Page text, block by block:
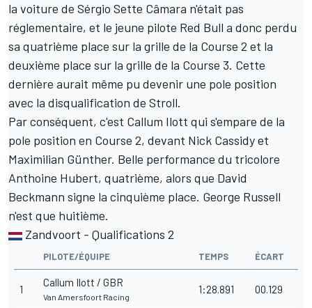
la voiture de Sérgio Sette Câmara n'était pas
réglementaire, et le jeune pilote Red Bull a donc perdu
sa quatrième place sur la grille de la Course 2 et la
deuxième place sur la grille de la Course 3. Cette
dernière aurait même pu devenir une pole position
avec la disqualification de Stroll.
Par conséquent, c'est Callum Ilott qui s'empare de la
pole position en Course 2, devant Nick Cassidy et
Maximilian Günther. Belle performance du tricolore
Anthoine Hubert, quatrième, alors que David
Beckmann signe la cinquième place. George Russell
n'est que huitième.
Zandvoort - Qualifications 2
PILOTE/ÉQUIPE TEMPS ÉCART
1
Callum Ilott / GBR
Van Amersfoort Racing
1:28.891 00.129